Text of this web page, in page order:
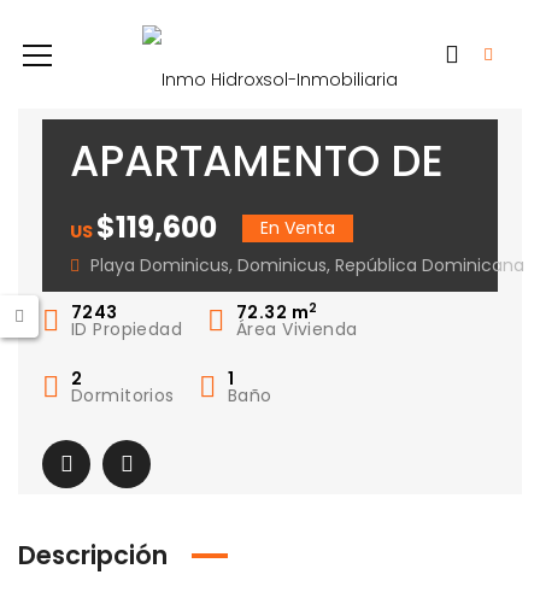
APARTAMENTO DE
LUJO, PLAYA
DOMINICUS
US $119,600
En Venta
Playa Dominicus, Dominicus, República Dominicana
7243
ID Propiedad
72.32 m2
Área Vivienda
2
Dormitorios
1
Baño
Descripción